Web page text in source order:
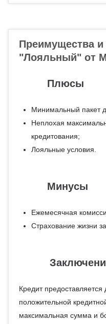
Преимущества и
"Лояльный" от
Плюсы
Минимальный пакет
Неплохая
кредитования;
Лояльные условия.
Минусы
Ежемесячная
Страхование жизни
Кредит предоставляется
положительной
максимальная сумма и